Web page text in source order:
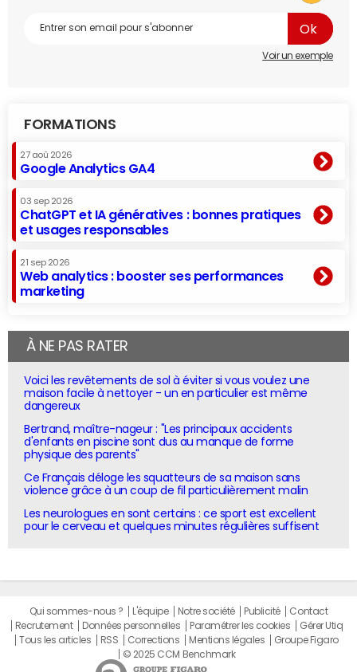
Voir un exemple
FORMATIONS
27 aoû 2026
Google Analytics GA4
03 sep 2026
ChatGPT et IA génératives : bonnes pratiques
et usages responsables
21 sep 2026
Web analytics : booster ses performances
marketing
À NE PAS RATER
Voici les revêtements de sol à éviter si vous voulez une
maison facile à nettoyer - un en particulier est même
dangereux
Bertrand, maître-nageur : "Les principaux accidents
d'enfants en piscine sont dus au manque de forme
physique des parents"
Ce Français déloge les squatteurs de sa maison sans
violence grâce à un coup de fil particulièrement malin
Les neurologues en sont certains : ce sport est excellent
pour le cerveau et quelques minutes régulières suffisent
Qui sommes-nous ? L'équipe Notre société Publicité
Contact
Recrutement
Données personnelles Paramétrer les cookies
Gérer Utiq
Tous les articles
RSS Corrections Mentions légales
Groupe Figaro
© 2025 CCM Benchmark